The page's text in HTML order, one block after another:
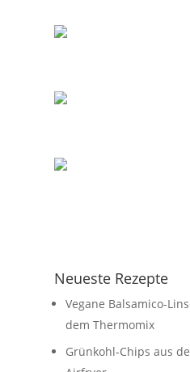
Neueste Rezepte
Vegane Balsamico-
dem Thermomix
Grünkohl-Chips aus